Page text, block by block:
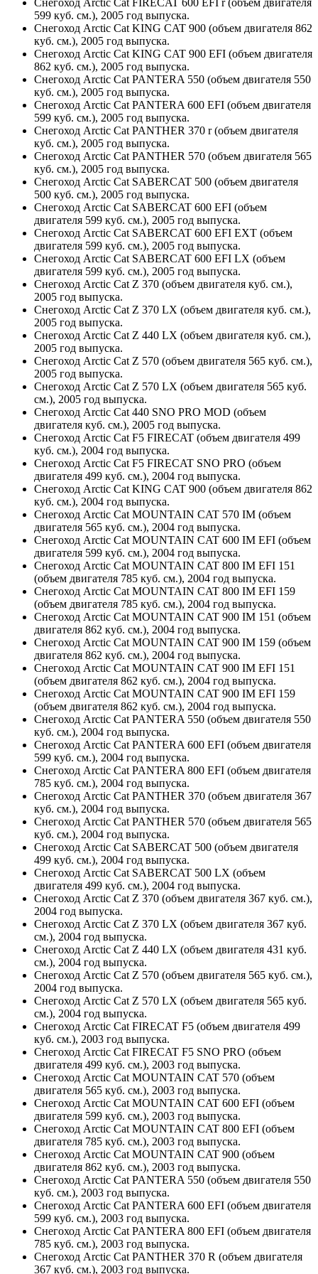
599 куб. см.), 2005 год выпуска.
Снегоход Arctic Cat KING CAT 900 (объем двигателя 862
куб. см.), 2005 год выпуска.
Снегоход Arctic Cat KING CAT 900 EFI (объем двигателя
862 куб. см.), 2005 год выпуска.
Снегоход Arctic Cat PANTERA 550 (объем двигателя 550
куб. см.), 2005 год выпуска.
Снегоход Arctic Cat PANTERA 600 EFI (объем двигателя
599 куб. см.), 2005 год выпуска.
Снегоход Arctic Cat PANTHER 370 r (объем двигателя
куб. см.), 2005 год выпуска.
Снегоход Arctic Cat PANTHER 570 (объем двигателя 565
куб. см.), 2005 год выпуска.
Снегоход Arctic Cat SABERCAT 500 (объем двигателя
500 куб. см.), 2005 год выпуска.
Снегоход Arctic Cat SABERCAT 600 EFI (объем
двигателя 599 куб. см.), 2005 год выпуска.
Снегоход Arctic Cat SABERCAT 600 EFI EXT (объем
двигателя 599 куб. см.), 2005 год выпуска.
Снегоход Arctic Cat SABERCAT 600 EFI LX (объем
двигателя 599 куб. см.), 2005 год выпуска.
Снегоход Arctic Cat Z 370 (объем двигателя куб. см.),
2005 год выпуска.
Снегоход Arctic Cat Z 370 LX (объем двигателя куб. см.),
2005 год выпуска.
Снегоход Arctic Cat Z 440 LX (объем двигателя куб. см.),
2005 год выпуска.
Снегоход Arctic Cat Z 570 (объем двигателя 565 куб. см.),
2005 год выпуска.
Снегоход Arctic Cat Z 570 LX (объем двигателя 565 куб.
см.), 2005 год выпуска.
Снегоход Arctic Cat 440 SNO PRO MOD (объем
двигателя куб. см.), 2005 год выпуска.
Снегоход Arctic Cat F5 FIRECAT (объем двигателя 499
куб. см.), 2004 год выпуска.
Снегоход Arctic Cat F5 FIRECAT SNO PRO (объем
двигателя 499 куб. см.), 2004 год выпуска.
Снегоход Arctic Cat KING CAT 900 (объем двигателя 862
куб. см.), 2004 год выпуска.
Снегоход Arctic Cat MOUNTAIN CAT 570 IM (объем
двигателя 565 куб. см.), 2004 год выпуска.
Снегоход Arctic Cat MOUNTAIN CAT 600 IM EFI (объем
двигателя 599 куб. см.), 2004 год выпуска.
Снегоход Arctic Cat MOUNTAIN CAT 800 IM EFI 151
(объем двигателя 785 куб. см.), 2004 год выпуска.
Снегоход Arctic Cat MOUNTAIN CAT 800 IM EFI 159
(объем двигателя 785 куб. см.), 2004 год выпуска.
Снегоход Arctic Cat MOUNTAIN CAT 900 IM 151 (объем
двигателя 862 куб. см.), 2004 год выпуска.
Снегоход Arctic Cat MOUNTAIN CAT 900 IM 159 (объем
двигателя 862 куб. см.), 2004 год выпуска.
Снегоход Arctic Cat MOUNTAIN CAT 900 IM EFI 151
(объем двигателя 862 куб. см.), 2004 год выпуска.
Снегоход Arctic Cat MOUNTAIN CAT 900 IM EFI 159
(объем двигателя 862 куб. см.), 2004 год выпуска.
Снегоход Arctic Cat PANTERA 550 (объем двигателя 550
куб. см.), 2004 год выпуска.
Снегоход Arctic Cat PANTERA 600 EFI (объем двигателя
599 куб. см.), 2004 год выпуска.
Снегоход Arctic Cat PANTERA 800 EFI (объем двигателя
785 куб. см.), 2004 год выпуска.
Снегоход Arctic Cat PANTHER 370 (объем двигателя 367
куб. см.), 2004 год выпуска.
Снегоход Arctic Cat PANTHER 570 (объем двигателя 565
куб. см.), 2004 год выпуска.
Снегоход Arctic Cat SABERCAT 500 (объем двигателя
499 куб. см.), 2004 год выпуска.
Снегоход Arctic Cat SABERCAT 500 LX (объем
двигателя 499 куб. см.), 2004 год выпуска.
Снегоход Arctic Cat Z 370 (объем двигателя 367 куб. см.),
2004 год выпуска.
Снегоход Arctic Cat Z 370 LX (объем двигателя 367 куб.
см.), 2004 год выпуска.
Снегоход Arctic Cat Z 440 LX (объем двигателя 431 куб.
см.), 2004 год выпуска.
Снегоход Arctic Cat Z 570 (объем двигателя 565 куб. см.),
2004 год выпуска.
Снегоход Arctic Cat Z 570 LX (объем двигателя 565 куб.
см.), 2004 год выпуска.
Снегоход Arctic Cat FIRECAT F5 (объем двигателя 499
куб. см.), 2003 год выпуска.
Снегоход Arctic Cat FIRECAT F5 SNO PRO (объем
двигателя 499 куб. см.), 2003 год выпуска.
Снегоход Arctic Cat MOUNTAIN CAT 570 (объем
двигателя 565 куб. см.), 2003 год выпуска.
Снегоход Arctic Cat MOUNTAIN CAT 600 EFI (объем
двигателя 599 куб. см.), 2003 год выпуска.
Снегоход Arctic Cat MOUNTAIN CAT 800 EFI (объем
двигателя 785 куб. см.), 2003 год выпуска.
Снегоход Arctic Cat MOUNTAIN CAT 900 (объем
двигателя 862 куб. см.), 2003 год выпуска.
Снегоход Arctic Cat PANTERA 550 (объем двигателя 550
куб. см.), 2003 год выпуска.
Снегоход Arctic Cat PANTERA 600 EFI (объем двигателя
599 куб. см.), 2003 год выпуска.
Снегоход Arctic Cat PANTERA 800 EFI (объем двигателя
785 куб. см.), 2003 год выпуска.
Снегоход Arctic Cat PANTHER 370 R (объем двигателя
367 куб. см.), 2003 год выпуска.